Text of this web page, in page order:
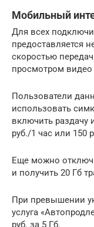
Мобильный
Для всех
предоставляется
скоростью
просмотром видео
Пользователи
использовать
включить раздачу
руб./1 час или 150
Еще можно
и получить 20 Гб
При превышении
услуга
руб. за 5 Гб.